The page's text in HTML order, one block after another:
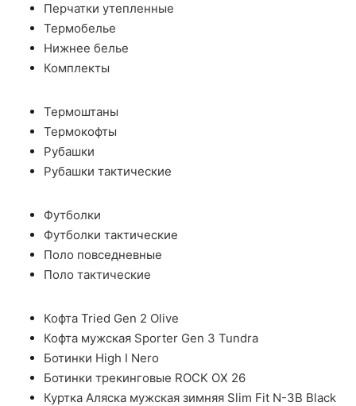
Перчатки утепленные
Термобелье
Нижнее белье
Комплекты
Термоштаны
Термокофты
Рубашки
Рубашки тактические
Футболки
Футболки тактические
Поло повседневные
Поло тактические
Кофта Tried Gen 2 Olive
Кофта мужская Sporter Gen 3 Tundra
Ботинки High I Nero
Ботинки трекинговые ROCK OX 26
Куртка Аляска мужская зимняя Slim Fit N-3B Black